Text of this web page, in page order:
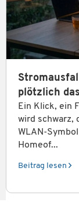
plötzlich
Ein Klick, ein
wird schwarz,
WLAN-
Homeof...
Beitrag lesen